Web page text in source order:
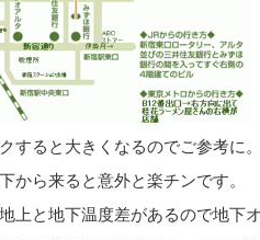
すると大きくなるのでご参考に
から来ると意外と楽チンです。
上と地下温度差があるので地下